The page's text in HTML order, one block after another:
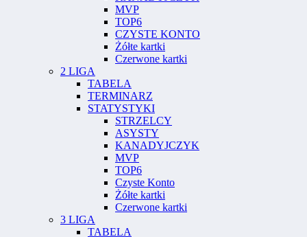
MVP
TOP6
CZYSTE KONTO
Żółte kartki
Czerwone kartki
2 LIGA
TABELA
TERMINARZ
STATYSTYKI
STRZELCY
ASYSTY
KANADYJCZYK
MVP
TOP6
Czyste Konto
Żółte kartki
Czerwone kartki
3 LIGA
TABELA